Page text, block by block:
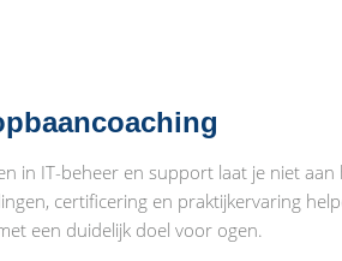
in IT-beheer en support laat je niet
certificering en praktijkervaring
een duidelijk doel voor ogen.